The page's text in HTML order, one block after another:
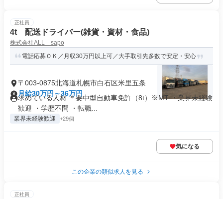
正社員
4t 配送ドライバー(雑貨・資材・食品)
株式会社ALL sapo
電話応募ＯＫ／月収30万円以上可／大手取引先多数で安定・安心
〒003-0875北海道札幌市白石区米里五条
月給30万円～36万円
求めている人材 ＊要中型自動車免許（8t）※MT ・業界未経験
歓迎 ・学歴不問 ・転職...
業界未経験歓迎 +29個
気になる
この企業の類似求人を見る
正社員